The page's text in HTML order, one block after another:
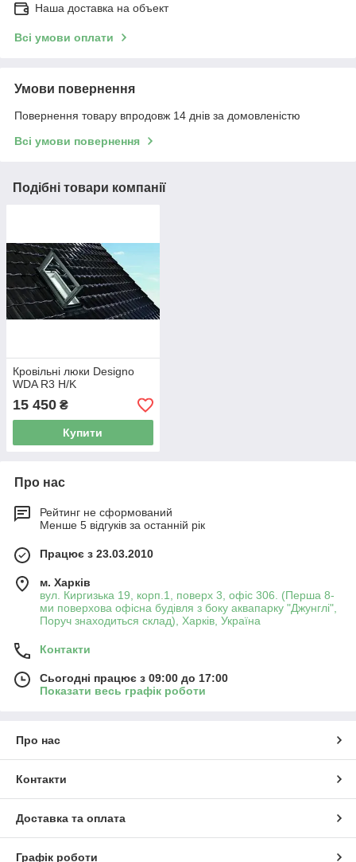
Наша доставка на объект
Всі умови оплати
Умови повернення
Повернення товару впродовж 14 днів за домовленістю
Всі умови повернення
Подібні товари компанії
Кровільні люки Designo
WDA R3 H/K
15 450 ₴
Купити
Про нас
Рейтинг не сформований
Менше 5 відгуків за останній рік
Працює з 23.03.2010
м. Харків
вул. Киргизька 19, корп.1, поверх 3, офіс 306. (Перша 8-
ми поверхова офісна будівля з боку аквапарку "Джунглі",
Поруч знаходиться склад), Харків, Україна
Контакти
Сьогодні працює з 09:00 до 17:00
Показати весь графік роботи
Про нас
Контакти
Доставка та оплата
Графік роботи